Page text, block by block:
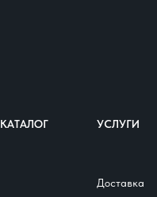
КАТАЛОГ УСЛУГИ
Лоток бетонный
Доставка